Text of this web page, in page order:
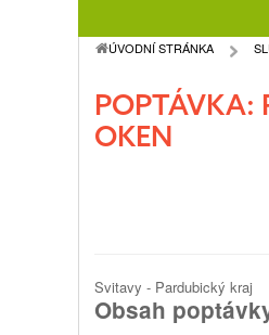
ÚVODNÍ STRÁNKA
POPTÁVKA:
OKEN
Svitavy - Pardubický kraj
Obsah